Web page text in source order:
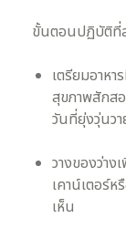
ขั้นตอนปฏิบัติที่
เตรียมอาหา
สุขภาพสักส
วันที่ยุ่งวุ่นวา
วางของว่าง
เคาน์เตอร์
เห็น